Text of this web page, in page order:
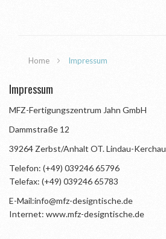
Home Impressum
Impressum
MFZ-Fertigungszentrum Jahn GmbH
Dammstraße 12
39264 Zerbst/Anhalt OT. Lindau-Kerchau
Telefon: (+49) 039246 65796
Telefax: (+49) 039246 65783
E-Mail:info@mfz-designtische.de
Internet: www.mfz-designtische.de